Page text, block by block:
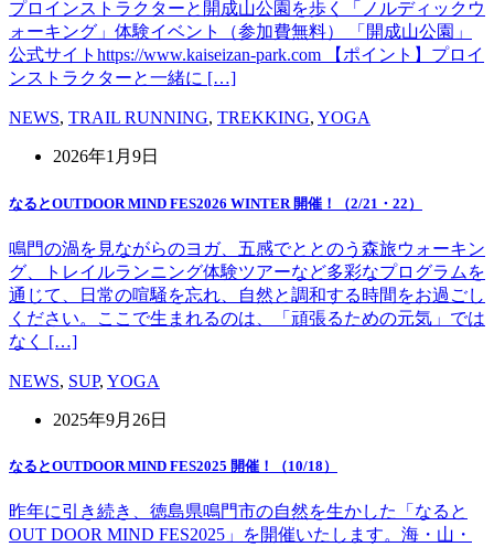
プロインストラクターと開成山公園を歩く「ノルディックウ
ォーキング」体験イベント（参加費無料） 「開成山公園」
公式サイトhttps://www.kaiseizan-park.com 【ポイント】プロイ
ンストラクターと一緒に […]
NEWS, TRAIL RUNNING, TREKKING, YOGA
2026年1月9日
なるとOUTDOOR MIND FES2026 WINTER 開催！（2/21・22）
鳴門の渦を見ながらのヨガ、五感でととのう森旅ウォーキン
グ、トレイルランニング体験ツアーなど多彩なプログラムを
通じて、日常の喧騒を忘れ、自然と調和する時間をお過ごし
ください。ここで生まれるのは、「頑張るための元気」では
なく […]
NEWS, SUP, YOGA
2025年9月26日
なるとOUTDOOR MIND FES2025 開催！（10/18）
昨年に引き続き、徳島県鳴門市の自然を生かした「なると
OUT DOOR MIND FES2025」を開催いたします。海・山・